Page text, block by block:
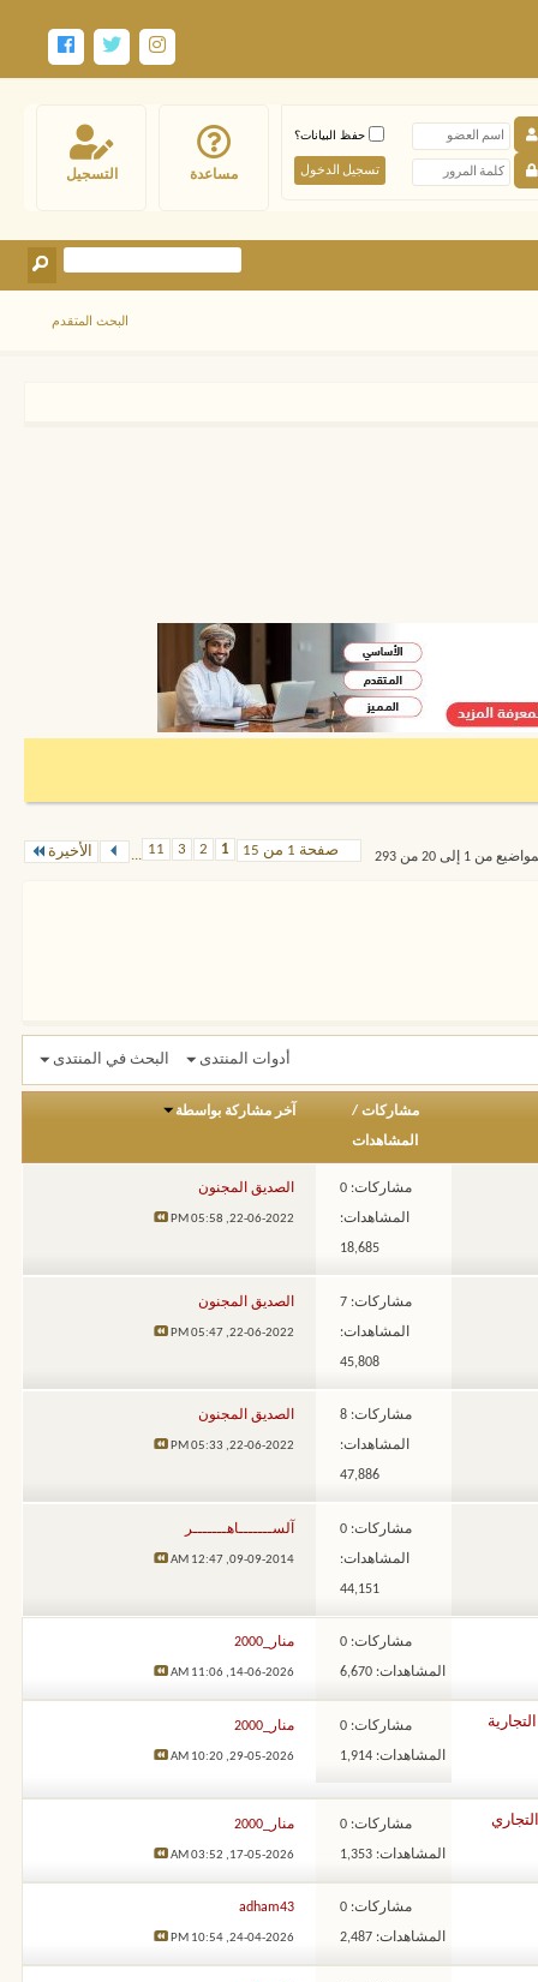
التسجيل مساعدة
حفظ البيانات؟
البحث المتقدم
صفحة 1 من 15 1
2
3
11
... الأخيرة 1 إلى 20 من 293
أدوات المنتدى البحث في المنتدى
مشاركات /
المشاهدات
آخر مشاركة بواسطة
مشاركات: 0
المشاهدات:
18,685
الصديق المجنون
22-06-2022,
05:58 PM
مشاركات: 7
المشاهدات:
45,808
الصديق المجنون
22-06-2022,
05:47 PM
مشاركات: 8
المشاهدات:
47,886
الصديق المجنون
22-06-2022,
05:33 PM
مشاركات: 0
المشاهدات:
44,151
آلســـــــاهـــــــر
09-09-2014,
12:47 AM
مشاركات: 0
المشاهدات: 6,670
منار_2000
14-06-2026,
11:06 AM
مشاركات: 0
المشاهدات: 1,914
منار_2000
29-05-2026,
10:20 AM
مشاركات: 0
المشاهدات: 1,353
منار_2000
17-05-2026,
03:52 AM
مشاركات: 0
المشاهدات: 2,487
adham43
24-04-2026,
10:54 PM